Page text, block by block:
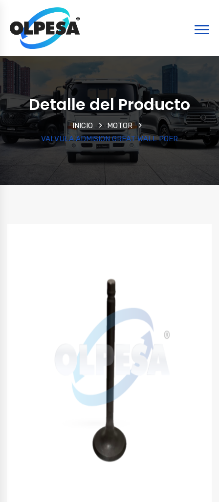
Detalle del Producto
INICIO
MOTOR
VALVULA ADMISION GREAT WALL POER